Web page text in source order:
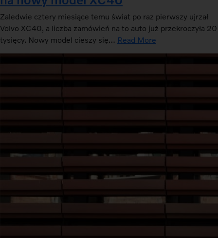
Zaledwie cztery miesiące temu świat po raz pierwszy ujrzał
Volvo XC40, a liczba zamówień na to auto już przekroczyła 20
tysięcy. Nowy model cieszy się… Read More